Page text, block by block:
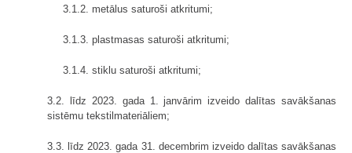
3.1.2. metālus saturoši atkritumi;
3.1.3. plastmasas saturoši atkritumi;
3.1.4. stiklu saturoši atkritumi;
3.2. līdz 2023. gada 1. janvārim izveido dalītas savākšanas
sistēmu tekstilmateriāliem;
3.3. līdz 2023. gada 31. decembrim izveido dalītas savākšanas